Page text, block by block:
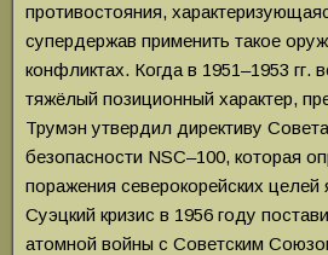
противостояния,
супердержав применить такое
конфликтах. Когда в 1951–1953 гг.
тяжёлый позиционный характер,
Трумэн утвердил директиву
безопасности NSC–100, которая
поражения северокорейских
Суэцкий кризис в 1956 году
атомной войны с Советским